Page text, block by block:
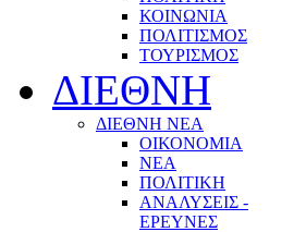
ΚΟΙΝΩΝΙΑ
ΠΟΛΙΤΙΣΜΟΣ
ΤΟΥΡΙΣΜΟΣ
ΔΙΕΘΝΗ
ΔΙΕΘΝΗ ΝΕΑ
ΟΙΚΟΝΟΜΙΑ
ΝΕΑ
ΠΟΛΙΤΙΚΗ
ΑΝΑΛΥΣΕΙΣ -
ΕΡΕΥΝΕΣ